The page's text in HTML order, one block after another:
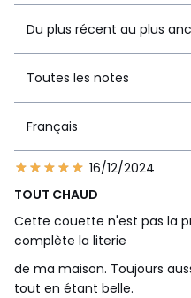
Du plus récent au plus
Toutes les notes
Français
16/12/2024
TOUT CHAUD
Cette couette n'est pas la
complète la literie
de ma maison. Toujours
tout en étant belle.